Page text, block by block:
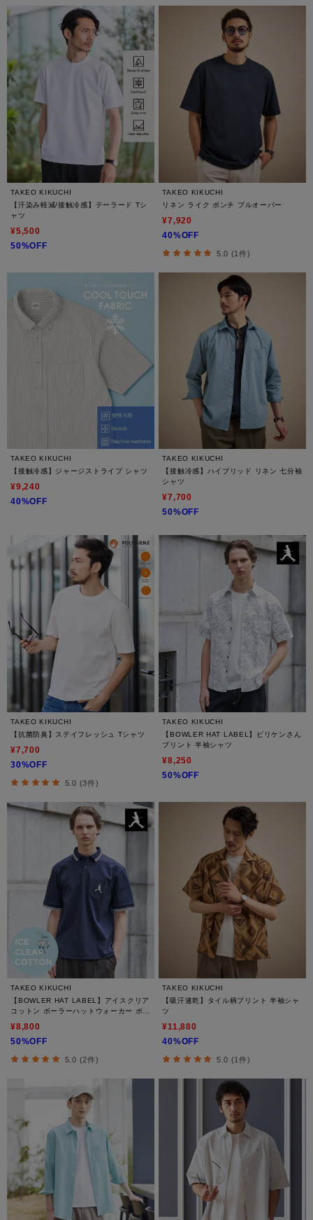
TAKEO KIKUCHI
【汗染み軽減/接触冷感】テーラード Tシ
ャツ
¥5,500
50%OFF
TAKEO KIKUCHI
リネン ライク ポンチ プルオーバー
¥7,920
40%OFF
5.0 (1件)
TAKEO KIKUCHI
【接触冷感】ジャージストライプ シャツ
¥9,240
40%OFF
TAKEO KIKUCHI
【接触冷感】ハイブリッド リネン 七分袖
シャツ
¥7,700
50%OFF
TAKEO KIKUCHI
【抗菌防臭】ステイフレッシュ Tシャツ
¥7,700
30%OFF
5.0 (3件)
TAKEO KIKUCHI
【BOWLER HAT LABEL】ビリケンさん
プリント 半袖シャツ
¥8,250
50%OFF
TAKEO KIKUCHI
【BOWLER HAT LABEL】アイスクリア
コットン ボーラーハットウォーカー ポロ
¥8,800
50%OFF
5.0 (2件)
TAKEO KIKUCHI
【吸汗速乾】タイル柄プリント 半袖シャ
ツ
¥11,880
40%OFF
5.0 (1件)